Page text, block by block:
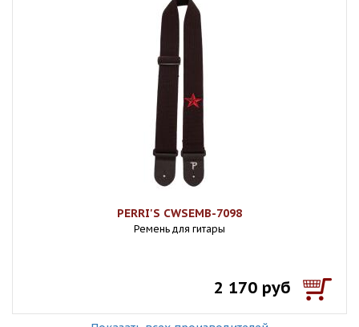
PERRI'S CWSEMB-7098
Ремень для гитары
2 170 руб